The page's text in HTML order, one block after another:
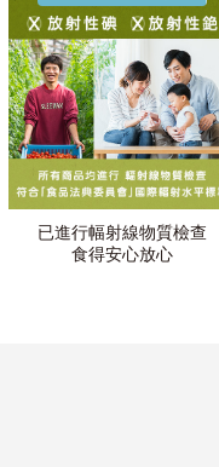
已進行幅射線物質檢查
食得安心放心